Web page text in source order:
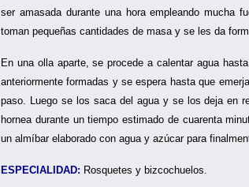
ser amasada durante una hora empleando mucha
toman pequeñas cantidades de masa y se les da
En una olla aparte, se procede a calentar agua
anteriormente formadas y se espera hasta que
paso. Luego se los saca del agua y se los deja en
hornea durante un tiempo estimado de cuarenta
un almíbar elaborado con agua y azúcar para
ESPECIALIDAD: Rosquetes y bizcochuelos.